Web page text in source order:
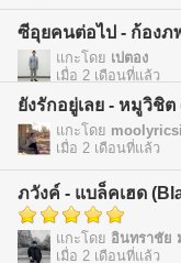
ซีอุยคนต่อไป - ก้องภ
แกะโดย เปตอง
เมื่อ 2 เดือนที่แล้ว
ยังรักอยู่เลย - หมูวิชิ
แกะโดย
เมื่อ 2 เดือนที่แล้ว
ภวังค์ - แบล็คเฮด
แกะโดย อินทราชัย
เมื่อ 2 เดือนที่แล้ว